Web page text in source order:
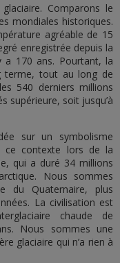
Comparons le
mondiales historiques.
agréable de 15
enregistrée depuis la
a 170 ans. Pourtant, la
terme, tout au long de
540 derniers millions
supérieure, soit jusqu’à
sur un symbolisme
ce contexte lors de la
qui a duré 34 millions
Nous sommes
du Quaternaire, plus
La civilisation est
chaude de
Nous sommes une
glaciaire qui n’a rien à